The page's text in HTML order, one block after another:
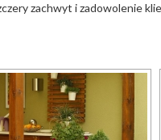
zachwyt i zadowolenie